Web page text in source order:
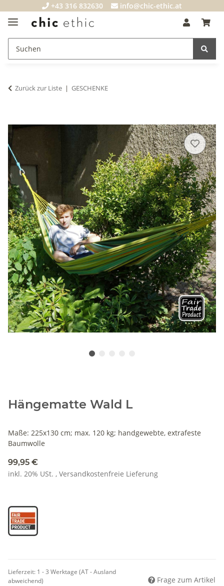
+43 316 832630 info@chic-ethic.at
Zurück zur Liste GESCHENKE
Hängematte Wald L
Maße: 225x130 cm; max. 120 kg; handgewebte, extrafeste
Baumwolle
99,95 €
inkl. 20% USt. , Versandkostenfreie Lieferung
Lieferzeit: 1 - 3 Werktage (AT - Ausland
abweichend)
Frage zum Artikel